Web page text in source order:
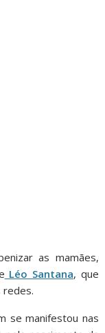
as mamães,
Léo Santana, que
redes.
se manifestou nas